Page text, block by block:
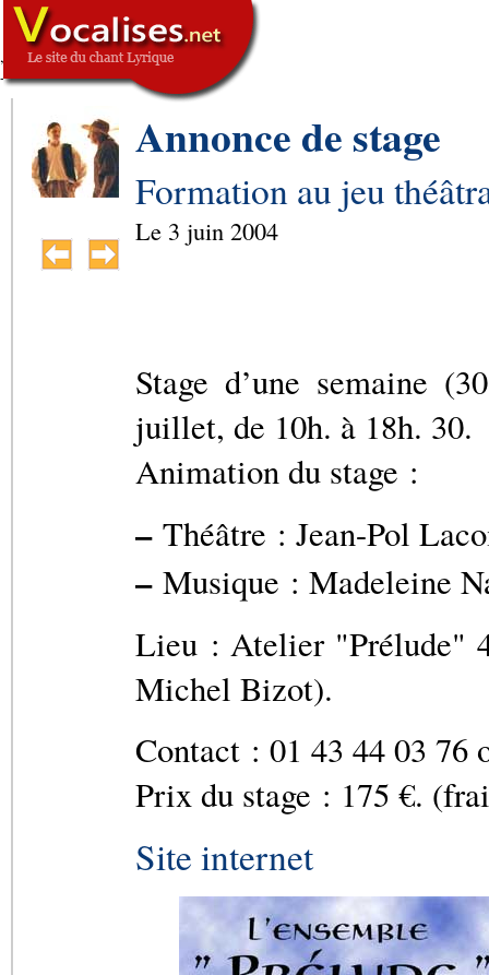
,
SIGNATURE
-->
Annonce de stage
Formation au jeu
Le 3 juin 2004
Stage d’une semaine
juillet, de 10h. à 18h. 30.
Animation du stage :
–Théâtre : Jean-Pol
–Musique : Madeleine
Lieu : Atelier "Prélude"
Michel Bizot).
Contact : 01 43 44 03 76
Prix du stage : 175 €.
Site internet